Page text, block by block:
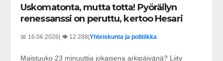
Uskomatonta, mutta totta! Pyöräilyn
renessanssi on peruttu, kertoo Hesari
📅 16.06.2026| 👁️ 12 288|Yhteiskunta ja politiikka
Maistuuko 23 minuuttia jokaisena arkipäivänä? Liity